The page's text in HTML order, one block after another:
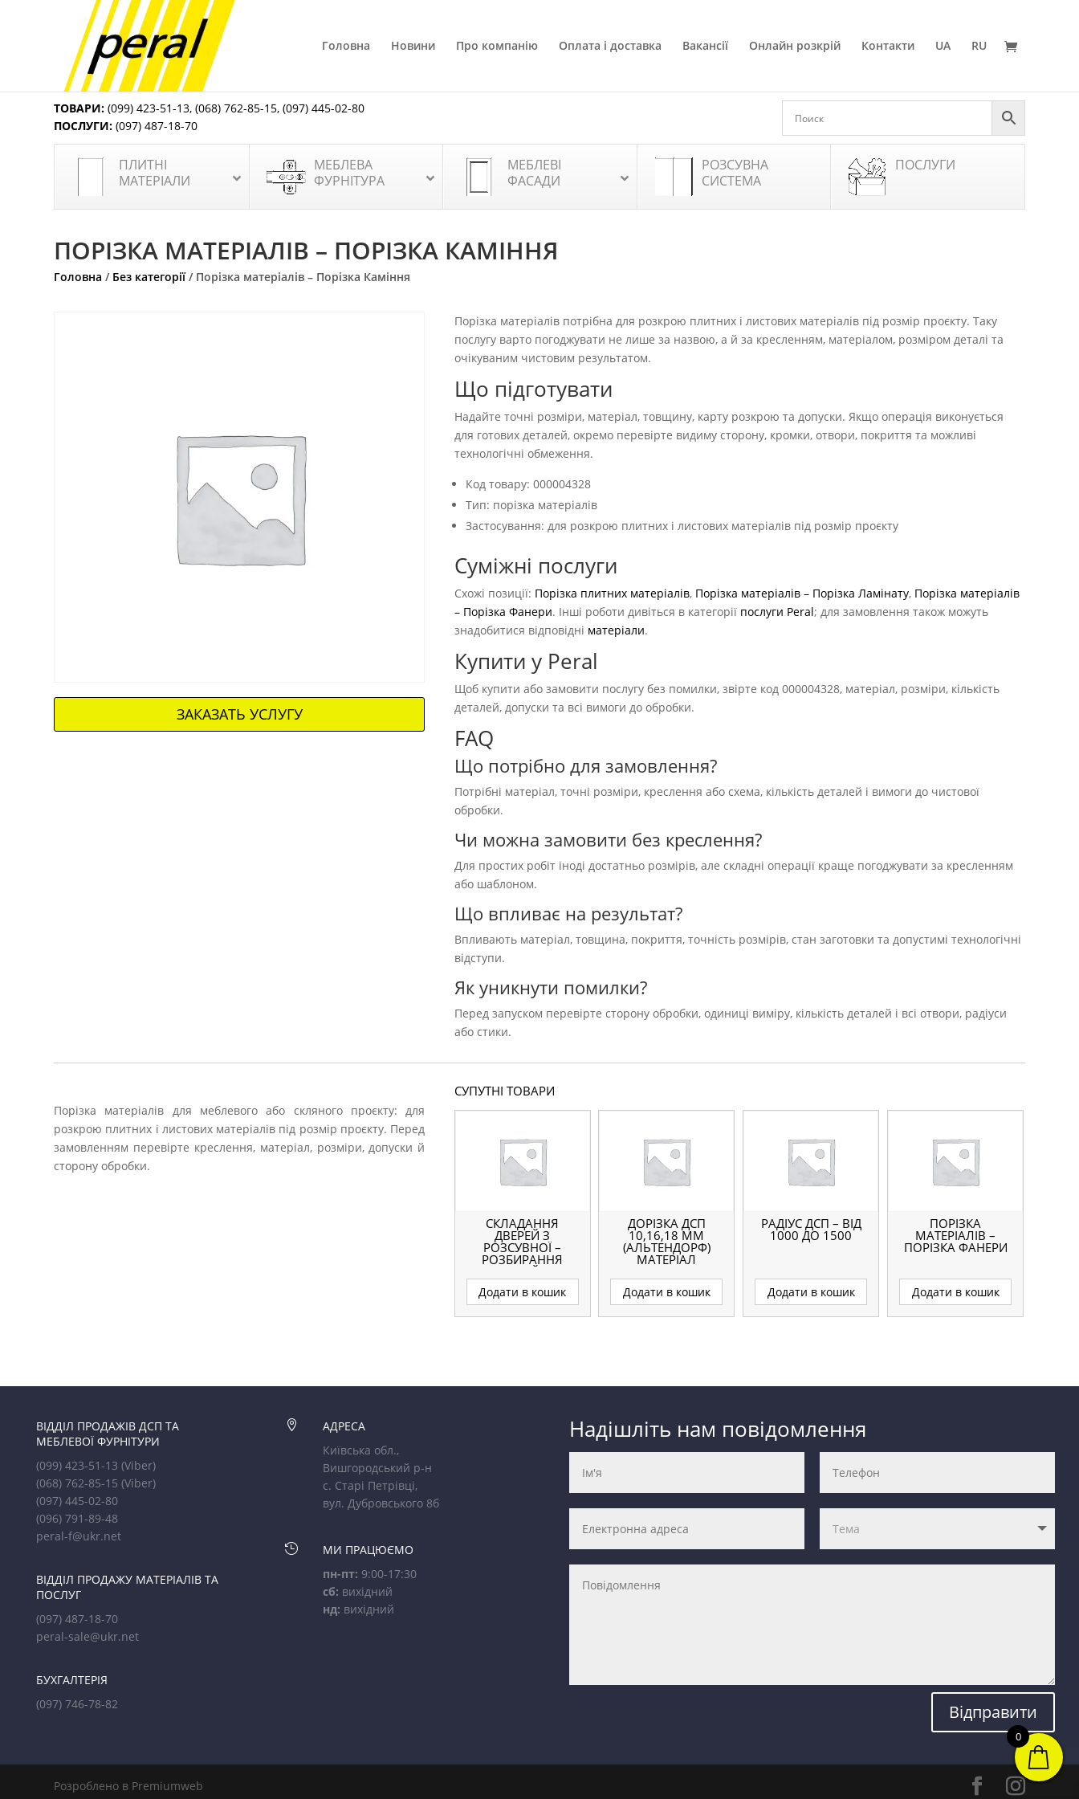
Головна Новини Про компанію Оплата і доставка Вакансії Онлайн розкрій Контакти UA RU
ТОВАРИ: (099) 423-51-13,(068) 762-85-15,(097) 445-02-80
ПОСЛУГИ: (097) 487-18-70
ПЛИТНІ
МАТЕРІАЛИ
МЕБЛЕВА
ФУРНІТУРА
МЕБЛЕВІ
ФАСАДИ
РОЗСУВНА
СИСТЕМА
ПОСЛУГИ
ПОРІЗКА МАТЕРІАЛІВ – ПОРІЗКА КАМІННЯ
Головна / Без категорії / Порізка матеріалів – Порізка Каміння
ЗАКАЗАТЬ УСЛУГУ
Порізка матеріалів потрібна для розкрою плитних і листових матеріалів під розмір проєкту. Таку
послугу варто погоджувати не лише за назвою, а й за кресленням, матеріалом, розміром деталі та
очікуваним чистовим результатом.
Що підготувати
Надайте точні розміри, матеріал, товщину, карту розкрою та допуски. Якщо операція виконується
для готових деталей, окремо перевірте видиму сторону, кромки, отвори, покриття та можливі
технологічні обмеження.
Код товару: 000004328
Тип: порізка матеріалів
Застосування: для розкрою плитних і листових матеріалів під розмір проєкту
Суміжні послуги
Схожі позиції: Порізка плитних матеріалів, Порізка матеріалів – Порізка Ламінату, Порізка матеріалів
– Порізка Фанери. Інші роботи дивіться в категорії послуги Peral; для замовлення також можуть
знадобитися відповідні матеріали.
Купити у Peral
Щоб купити або замовити послугу без помилки, звірте код 000004328, матеріал, розміри, кількість
деталей, допуски та всі вимоги до обробки.
FAQ
Що потрібно для замовлення?
Потрібні матеріал, точні розміри, креслення або схема, кількість деталей і вимоги до чистової
обробки.
Чи можна замовити без креслення?
Для простих робіт іноді достатньо розмірів, але складні операції краще погоджувати за кресленням
або шаблоном.
Що впливає на результат?
Впливають матеріал, товщина, покриття, точність розмірів, стан заготовки та допустимі технологічні
відступи.
Як уникнути помилки?
Перед запуском перевірте сторону обробки, одиниці виміру, кількість деталей і всі отвори, радіуси
або стики.
Порізка матеріалів для меблевого або скляного проєкту: для
розкрою плитних і листових матеріалів під розмір проєкту. Перед
замовленням перевірте креслення, матеріал, розміри, допуски й
сторону обробки.
СУПУТНІ ТОВАРИ
СКЛАДАННЯ
ДВЕРЕЙ З
РОЗСУВНОЇ –
РОЗБИРАННЯ
ДВЕРЕЙ З
АЛЮМІНІЮ
Додати в кошик
ДОРІЗКА ДСП
10,16,18 ММ
(АЛЬТЕНДОРФ)
МАТЕРІАЛ
Додати в кошик
РАДІУС ДСП – ВІД
1000 ДО 1500
Додати в кошик
ПОРІЗКА
МАТЕРІАЛІВ –
ПОРІЗКА ФАНЕРИ
Додати в кошик
ВІДДІЛ ПРОДАЖІВ ДСП ТА
МЕБЛЕВОЇ ФУРНІТУРИ
(099) 423-51-13(Viber)
(068) 762-85-15(Viber)
(097) 445-02-80
(096) 791-89-48
peral-f@ukr.net
ВІДДІЛ ПРОДАЖУ МАТЕРІАЛІВ ТА
ПОСЛУГ
(097) 487-18-70
peral-sale@ukr.net
БУХГАЛТЕРІЯ
(097) 746-78-82

АДРЕСА
Київська обл.,
Вишгородський р-н
с. Старі Петрівці,
вул. Дубровського 8б

МИ ПРАЦЮЄМО
пн-пт: 9:00-17:30
сб: вихідний
нд: вихідний
Надішліть нам повідомлення
Відправити
Розроблено в Premiumweb
0